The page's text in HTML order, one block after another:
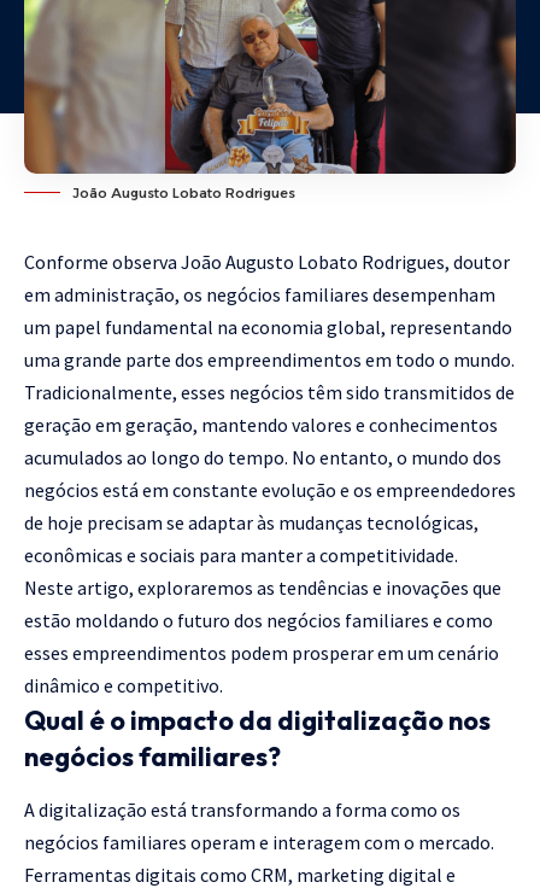
João Augusto Lobato Rodrigues
Conforme observa João Augusto Lobato Rodrigues, doutor
em administração, os negócios familiares desempenham
um papel fundamental na economia global, representando
uma grande parte dos empreendimentos em todo o mundo.
Tradicionalmente, esses negócios têm sido transmitidos de
geração em geração, mantendo valores e conhecimentos
acumulados ao longo do tempo. No entanto, o mundo dos
negócios está em constante evolução e os empreendedores
de hoje precisam se adaptar às mudanças tecnológicas,
econômicas e sociais para manter a competitividade.
Neste artigo, exploraremos as tendências e inovações que
estão moldando o futuro dos negócios familiares e como
esses empreendimentos podem prosperar em um cenário
dinâmico e competitivo.
Qual é o impacto da digitalização nos
negócios familiares?
A digitalização está transformando a forma como os
negócios familiares operam e interagem com o mercado.
Ferramentas digitais como CRM, marketing digital e